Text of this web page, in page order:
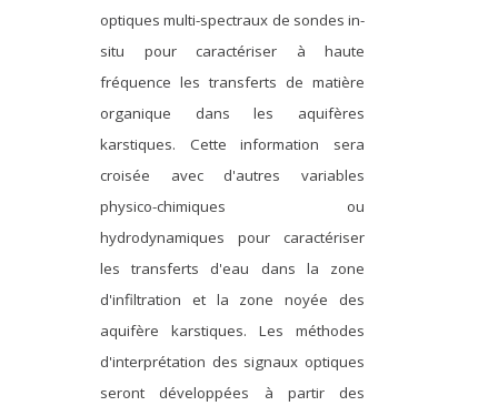
optiques multi-spectraux de sondes in-
situ pour caractériser à haute
fréquence les transferts de matière
organique dans les aquifères
karstiques. Cette information sera
croisée avec d'autres variables
physico-chimiques ou
hydrodynamiques pour caractériser
les transferts d'eau dans la zone
d'infiltration et la zone noyée des
aquifère karstiques. Les méthodes
d'interprétation des signaux optiques
seront développées à partir des